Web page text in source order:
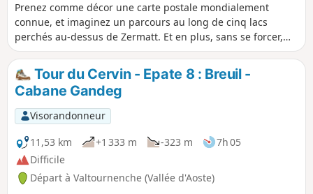
Prenez comme décor une carte postale mondialement
connue, et imaginez un parcours au long de cinq lacs
perchés au-dessus de Zermatt. Et en plus, sans se forcer,
car on y monte en funiculaire, et on en descend en train. La
seule douloureuse, c'est le coût des transports !
Tour du Cervin - Epate 8 : Breuil -
Cabane Gandeg
Visorandonneur
11,53 km
+1 333 m -323 m
7h 05
Difficile
Départ à Valtournenche (Vallée d'Aoste)